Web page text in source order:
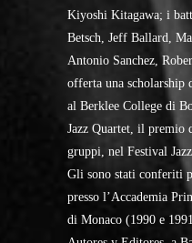
Kiyoshi Kitagawa; i
Betsch, Jeff Ballard,
Antonio Sanchez,
offerta una scholarship
al Berklee College di
Jazz Quartet, il premio
gruppi, nel Festival
Gli sono stati conferiti
presso l’Accademia
di Monaco (1990 e